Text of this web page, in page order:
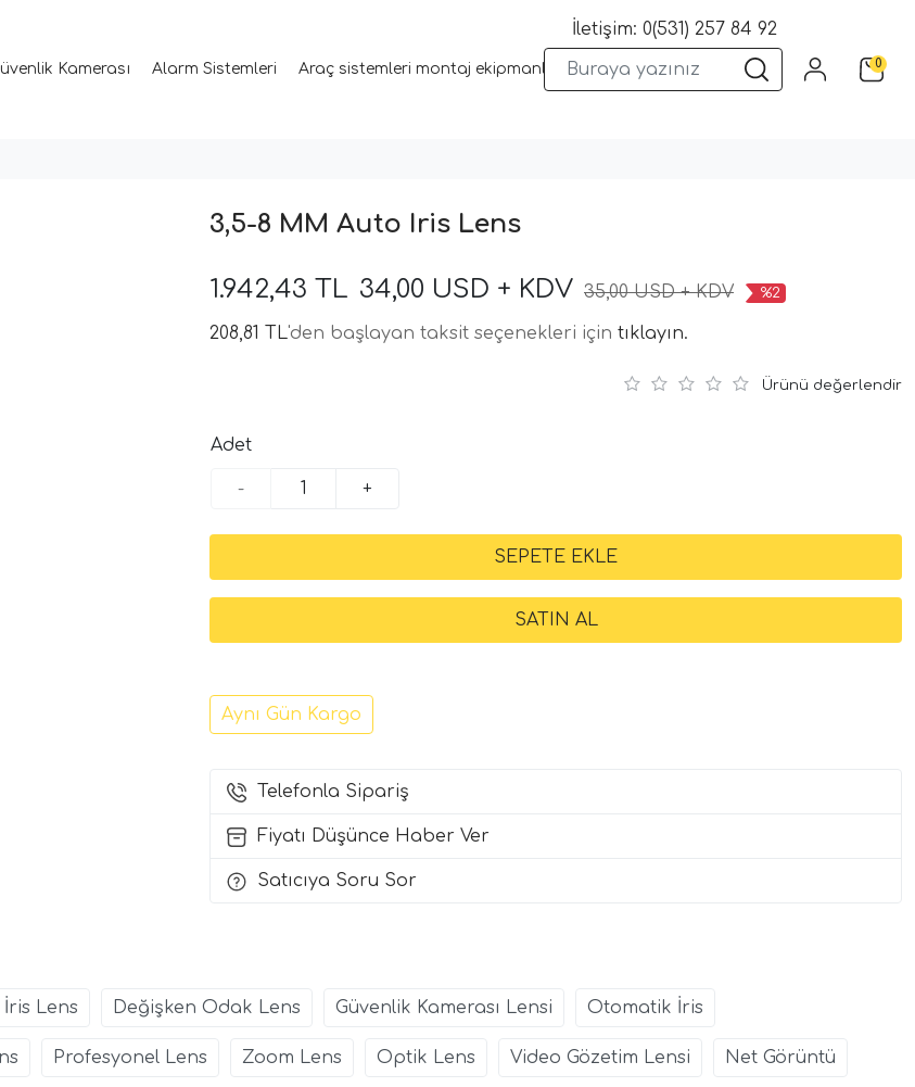
Kamerası Alarm Sistemleri Araç sistemleri montaj ekipmanları Wifi Kameralar Yangın Sistemleri
İletişim: 0(531) 257 84 92
0
3,5-8 MM Auto Iris Lens
1.942,43 TL 34,00 USD + KDV 35,00 USD + KDV %2
208,81 TL'den başlayan taksit seçenekleri için tıklayın.
Ürünü değerlendir
Adet
- +
Aynı Gün Kargo
Telefonla Sipariş
Fiyatı Düşünce Haber Ver
Satıcıya Soru Sor
Lens Değişken Odak Lens Güvenlik Kamerası Lensi Otomatik İris
Profesyonel Lens Zoom Lens Optik Lens Video Gözetim Lensi Net Görüntü